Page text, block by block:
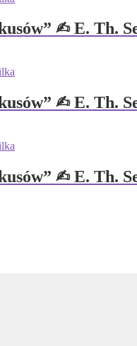
✍︎ E. Th.
✍︎ E. Th.
✍︎ E. Th.